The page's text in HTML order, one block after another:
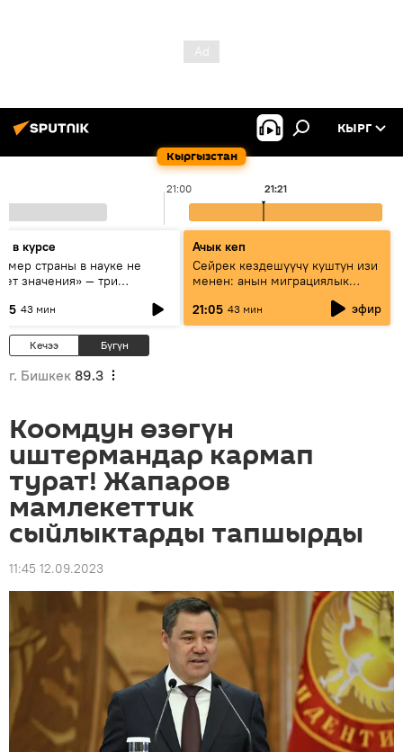
Кыргызстан
КЫРГ
21:00 21:21
в курсе
страны в науке не
значения» — три
и Кыргызстана в
43 мин
Ачык кеп
Сейрек кездешүүчү куштун изи
менен: анын миграциялык
жолу эмнеден кабар берет?
21:05 43 мин эфир
Кечээ Бүгүн
г. Бишкек 89.3
Коомдун өзөгүн
иштермандар кармап
турат! Жапаров
мамлекеттик
сыйлыктарды тапшырды
11:45 12.09.2023